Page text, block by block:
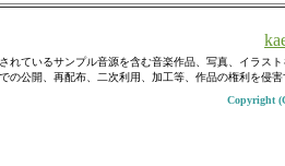
れているサンプル音源を含む音楽作品、写真、イラス
の公開、再配布、二次利用、加工等、作品の権利を侵
Copyright